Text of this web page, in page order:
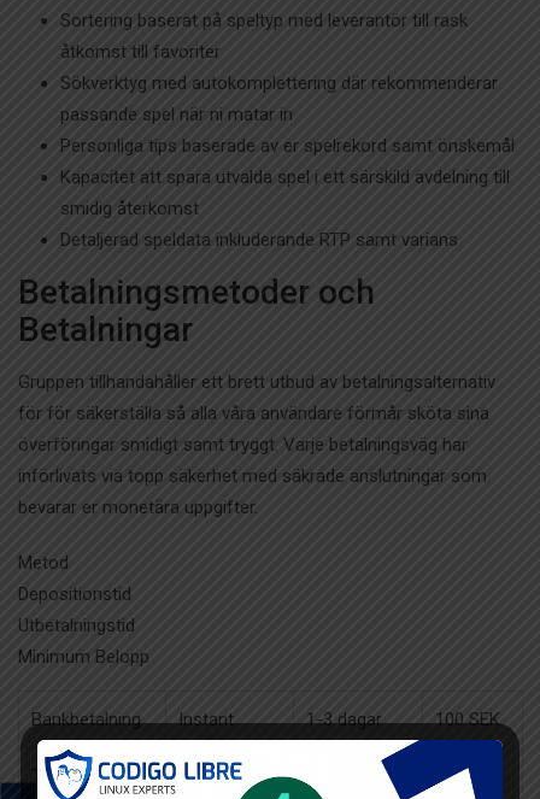
Sortering baserat på speltyp med leverantör till rask
åtkomst till favoriter
Sökverktyg med autokomplettering där rekommenderar
passande spel när ni matar in
Personliga tips baserade av er spelrekord samt önskemål
Kapacitet att spara utvalda spel i ett särskild avdelning till
smidig återkomst
Detaljerad speldata inkluderande RTP samt varians
Betalningsmetoder och
Betalningar
Gruppen tillhandahåller ett brett utbud av betalningsalternativ
för för säkerställa så alla våra användare förmår sköta sina
överföringar smidigt samt tryggt. Varje betalningsväg har
införlivats via topp säkerhet med säkrade anslutningar som
bevarar er monetära uppgifter.
Metod
Depositionstid
Utbetalningstid
Minimum Belopp
Bankbetalning Instant 1-3 dagar 100 SEK
Trustly Omedelbart Omedelbart 100 SEK